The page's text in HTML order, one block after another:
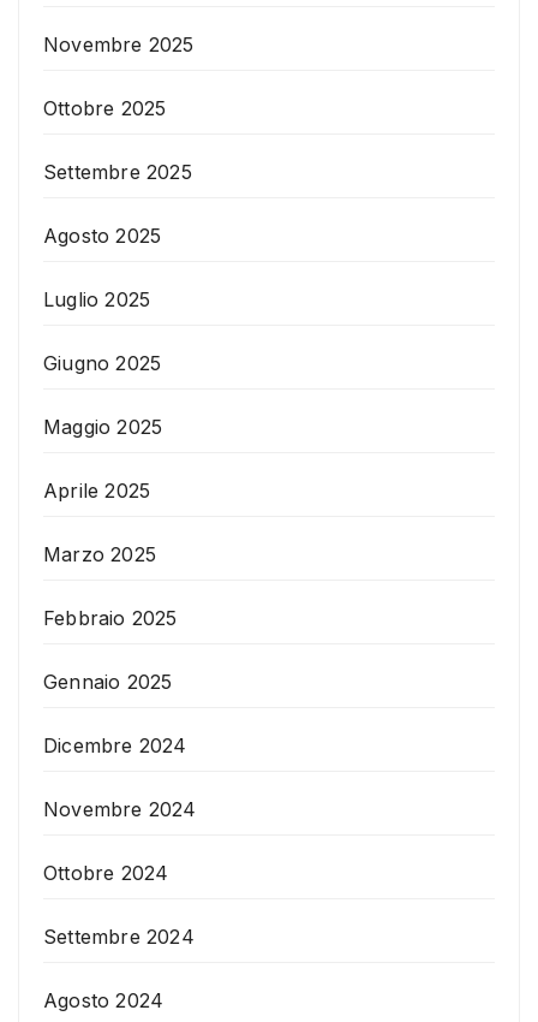
Novembre 2025
Ottobre 2025
Settembre 2025
Agosto 2025
Luglio 2025
Giugno 2025
Maggio 2025
Aprile 2025
Marzo 2025
Febbraio 2025
Gennaio 2025
Dicembre 2024
Novembre 2024
Ottobre 2024
Settembre 2024
Agosto 2024